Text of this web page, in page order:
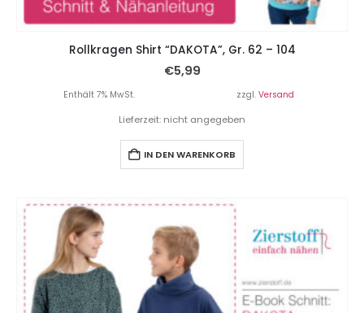
Rollkragen Shirt “DAKOTA”, Gr. 62 – 104
€5,99
Enthält 7% MwSt. zzgl. Versand
Lieferzeit: nicht angegeben
IN DEN WARENKORB